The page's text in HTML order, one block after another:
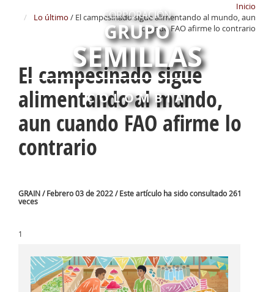
CORPORACIÓN
GRUPO
SEMILLAS
COLOMBIA
Inicio
Lo último / El campesinado sigue alimentando al mundo, aun
cuando FAO afirme lo contrario
El campesinado sigue
alimentando al mundo,
aun cuando FAO afirme lo
contrario
GRAIN / Febrero 03 de 2022 / Este artículo ha sido consultado 261
veces
1